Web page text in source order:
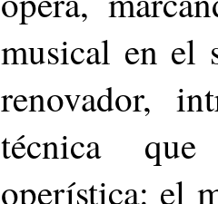
musical en el
renovador,
técnica
operística: el